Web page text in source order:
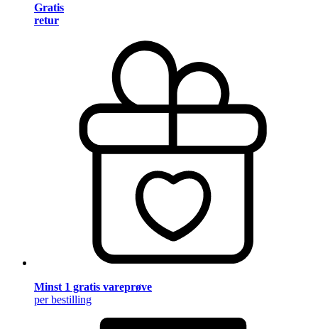
Gratis
retur
Minst 1 gratis vareprøve
per bestilling